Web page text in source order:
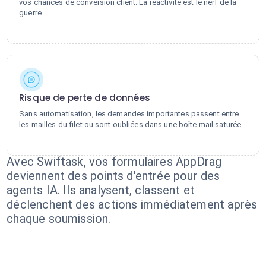
vos chances de conversion client. La réactivité est le nerf de la
guerre.
Risque de perte de données
Sans automatisation, les demandes importantes passent entre
les mailles du filet ou sont oubliées dans une boîte mail saturée.
Avec Swiftask, vos formulaires AppDrag
deviennent des points d'entrée pour des
agents IA. Ils analysent, classent et
déclenchent des actions immédiatement après
chaque soumission.